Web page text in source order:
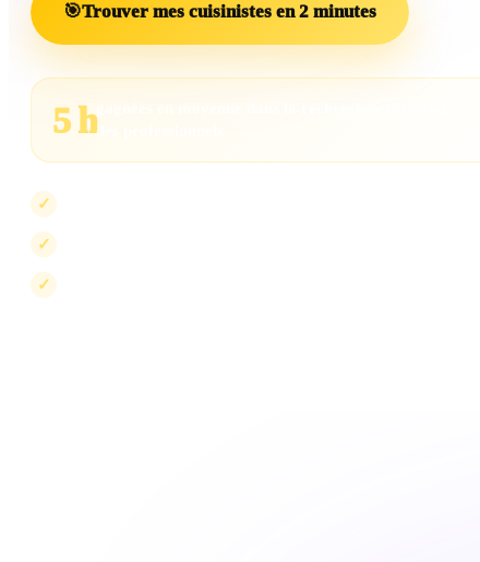
🎯Trouver mes cuisinistes en 2 minutes
5 hdes professionnels
✓
✓
✓